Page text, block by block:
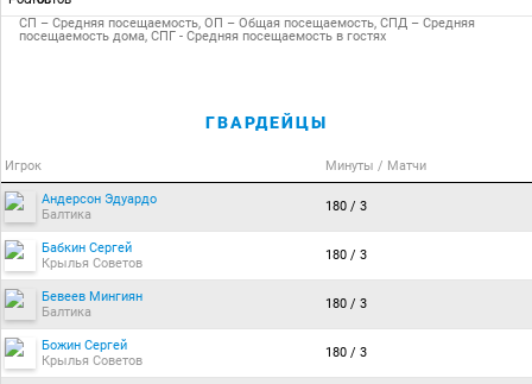
СП – Средняя посещаемость, ОП – Общая посещаемость, СПД – Средняя
посещаемость дома, СПГ - Средняя посещаемость в гостях
ГВАРДЕЙЦЫ
Игрок Минуты / Матчи
Андерсон Эдуардо
Балтика
180 / 3
Бабкин Сергей
Крылья Советов
180 / 3
Бевеев Мингиян
Балтика
180 / 3
Божин Сергей
Крылья Советов
180 / 3